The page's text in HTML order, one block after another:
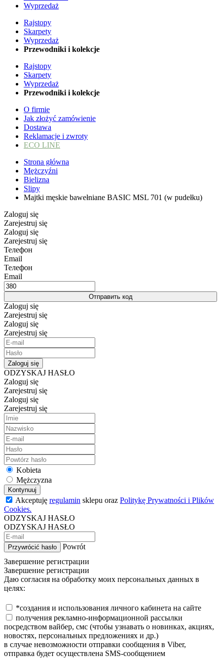
Wyprzedaż
Rajstopy
Skarpety
Wyprzedaż
Przewodniki i kolekcje
Rajstopy
Skarpety
Wyprzedaż
Przewodniki i kolekcje
O firmie
Jak złożyć zamówienie
Dostawa
Reklamacje i zwroty
ECO LINE
Strona główna
Mężczyźni
Bielizna
Slipy
Majtki męskie bawełniane BASIC MSL 701 (w pudełku)
Zaloguj się
Zarejestruj się
Zaloguj się
Zarejestruj się
Телефон
Email
Телефон
Email
Отправить код
Zaloguj się
Zarejestruj się
Zaloguj się
Zarejestruj się
Zaloguj się
ODZYSKAJ HASŁO
Zaloguj się
Zarejestruj się
Zaloguj się
Zarejestruj się
Kobieta
Mężczyzna
Kontynuuj
Akceptuję regulamin sklepu oraz Politykę Prywatności i Plików
Cookies.
ODZYSKAJ HASŁO
ODZYSKAJ HASŁO
Przywrócić hasło
Powrót
Завершение регистрации
Завершение регистрации
Даю согласия на обработку моих персональных данных в
целях:
*создания и использования личного кабинета на сайте
получения рекламно-информационной рассылки
посредством вайбер, смс (чтобы узнавать о новинках, акциях,
новостях, персональных предложениях и др.)
в случае невозможности отправки сообщения в Viber,
отправка будет осуществлена SMS-сообщением